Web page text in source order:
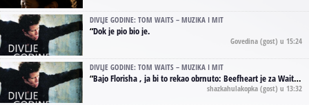
DIVLJE GODINE: TOM WAITS – MUZIKA I MIT
“Dok je pio bio je.
Govedina (gost) u 15:24
DIVLJE GODINE: TOM WAITS – MUZIKA I MIT
“Bajo Florisha , ja bi to rekao obrnuto: Beefheart je za Waitsa, isto sto i Hendrix za Lenny Kravitza
shazkahulakopka (gost) u 13:32